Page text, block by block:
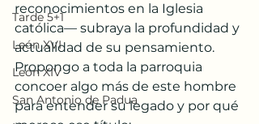
Tarde 5+1
León XVI
León XIV
San Antonio de Padua
reconocimientos en la Iglesia
católica— subraya la profundidad y
actualidad de su pensamiento.
Propongo a toda la parroquia
concoer algo más de este hombre
para entender su legado y por qué